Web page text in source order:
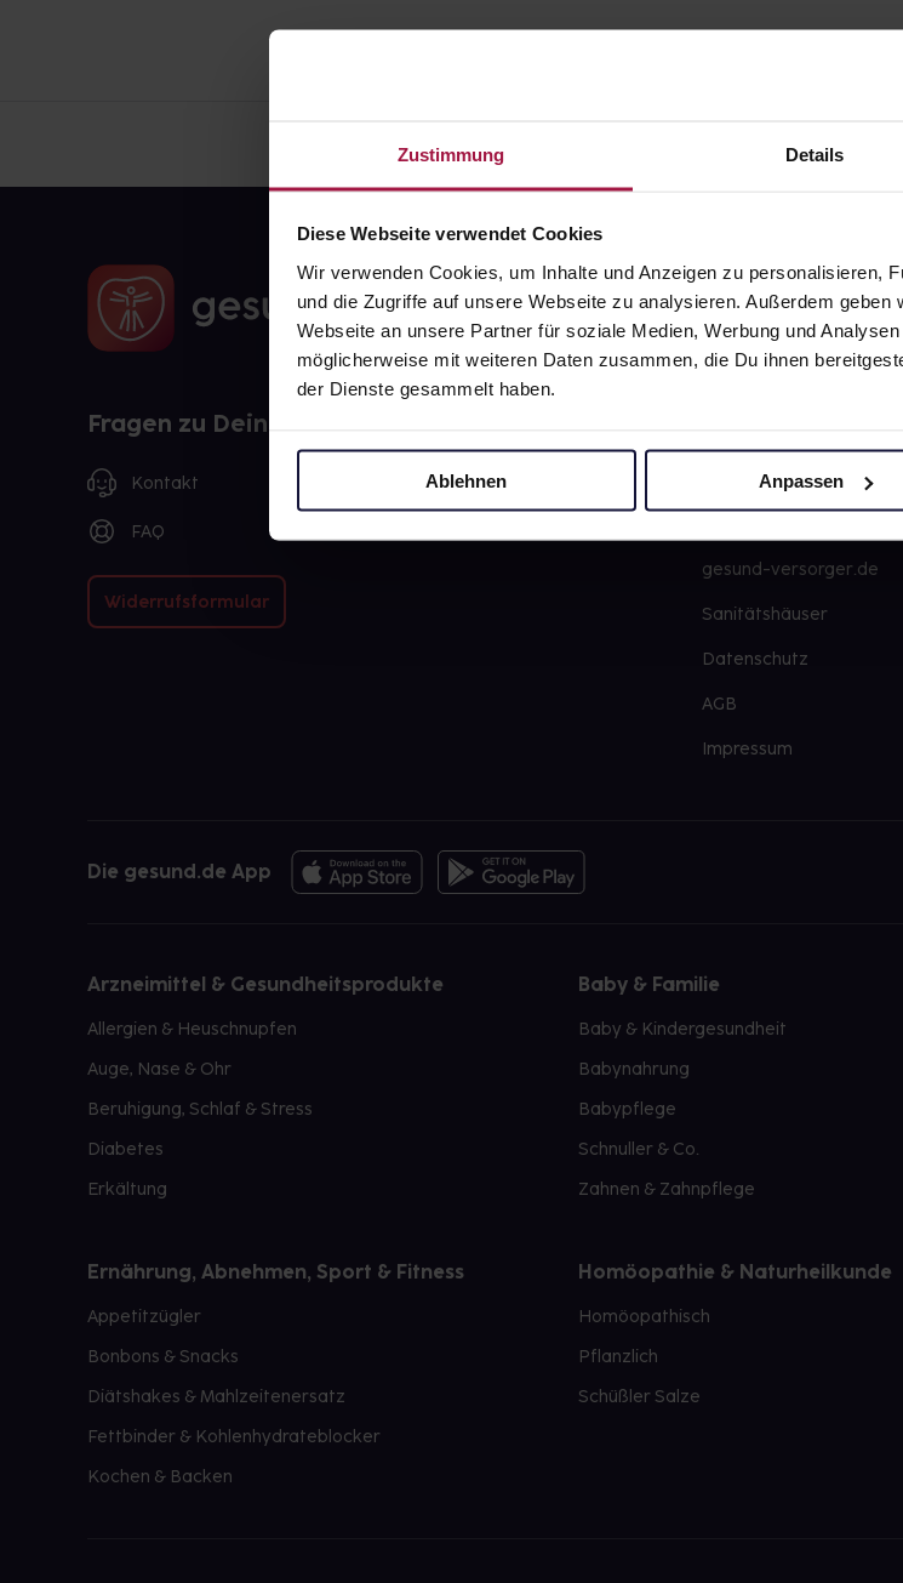
Zustimmung Details
Diese Webseite verwendet Cookies
Wir verwenden Cookies, um Inhalte und Anzeigen zu personalisieren,
und die Zugriffe auf unsere Webseite zu analysieren. Außerdem
Webseite an unsere Partner für soziale Medien, Werbung und
möglicherweise mit weiteren Daten zusammen, die Du ihnen
der Dienste gesammelt haben.
Ablehnen Anpassen
Fragen zu Deiner Bestellung?
Kontakt
FAQ
Widerrufsformular
gesund.de
Über uns
gesund-versorger.de
Sanitätshäuser
Datenschutz
AGB
Impressum
Die gesund.de App
Arzneimittel & Gesundheitsprodukte
Allergien & Heuschnupfen
Auge, Nase & Ohr
Beruhigung, Schlaf & Stress
Diabetes
Erkältung
Baby & Familie
Baby & Kindergesundheit
Babynahrung
Babypflege
Schnuller & Co.
Zahnen & Zahnpflege
Ernährung, Abnehmen, Sport & Fitness
Appetitzügler
Bonbons & Snacks
Diätshakes & Mahlzeitenersatz
Fettbinder & Kohlenhydrateblocker
Kochen & Backen
Homöopathie & Naturheilkunde
Homöopathisch
Pflanzlich
Schüßler Salze